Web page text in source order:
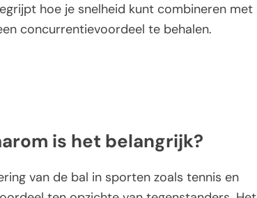
hoe je snelheid kunt combineren met
concurrentievoordeel te behalen.
is het belangrijk?
van de bal in sporten zoals tennis en